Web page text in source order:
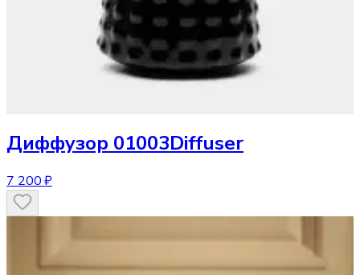
Диффузор 01003Diffuser
7 200 ₽